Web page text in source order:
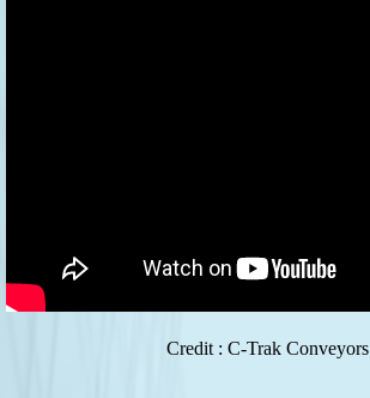
Credit : C-Trak Conveyors